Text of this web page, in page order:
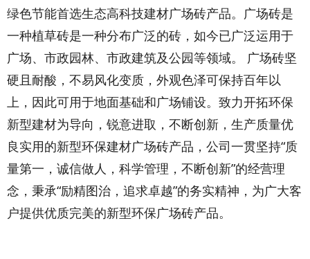
绿色节能首选生态高科技建材广场砖产品。广场砖是
一种植草砖是一种分布广泛的砖，如今已广泛运用于
广场、市政园林、市政建筑及公园等领域。 广场砖坚
硬且耐酸，不易风化变质，外观色泽可保持百年以
上，因此可用于地面基础和广场铺设。致力开拓环保
新型建材为导向，锐意进取，不断创新，生产质量优
良实用的新型环保建材广场砖产品，公司一贯坚持“质
量第一，诚信做人，科学管理，不断创新”的经营理
念，秉承“励精图治，追求卓越”的务实精神，为广大客
户提供优质完美的新型环保广场砖产品。